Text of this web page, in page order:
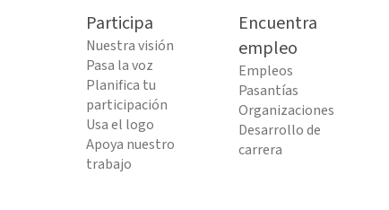
Participa
Nuestra visión
Pasa la voz
Planifica tu
participación
Usa el logo
Apoya nuestro
trabajo
Encuentra
empleo
Empleos
Pasantías
Organizaciones
Desarrollo de
carrera